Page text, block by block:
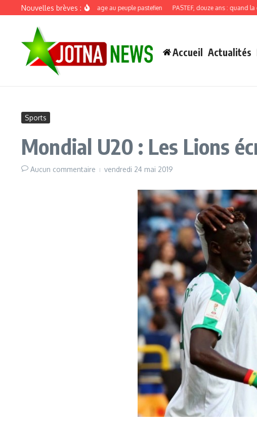
Aller au contenu
Nouvelles brèves :
Discours de recadrage au peuple pastefien PASTEF, douze ans : quand la
Accueil Actualités
Sports
Mondial U20 : Les Lions
Aucun commentaire vendredi 24 mai 2019